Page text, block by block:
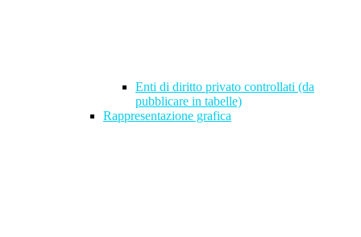
Enti di diritto privato controllati (da
pubblicare in tabelle)
Rappresentazione grafica